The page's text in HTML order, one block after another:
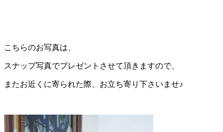
こちらのお写真は、
スナップ写真でプレゼントさせて頂きますので、
またお近くに寄られた際、お立ち寄り下さいませ♪